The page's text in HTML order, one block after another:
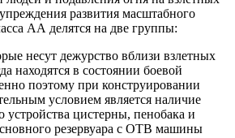
развития масштабного
АА делятся на две группы:
несут дежурство вблизи взлетных
находятся в состоянии боевой
поэтому при конструировании
условием является наличие
устройства цистерны, пенобака и
резервуара с ОТВ машины